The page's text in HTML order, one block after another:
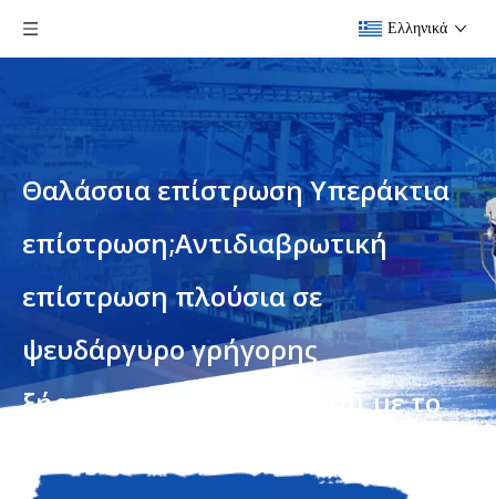
Ελληνικά
Θαλάσσια επίστρωση Υπεράκτια
επίστρωση;Αντιδιαβρωτική
επίστρωση πλούσια σε
ψευδάργυρο γρήγορης
ξήρανσης.Συμμορφώνεται με το